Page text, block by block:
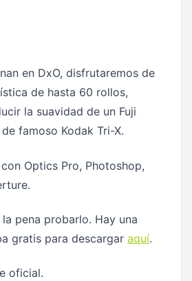
en DxO, disfrutaremos de
de hasta 60 rollos,
la suavidad de un Fuji
famoso Kodak Tri-X.
Optics Pro, Photoshop,
pena probarlo. Hay una
gratis para descargar aquí.
oficial.